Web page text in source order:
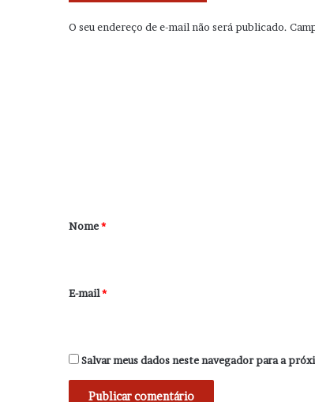
O seu endereço de e-mail não será publicado.
r
*
Nome*
E-mail*
Salvar meus dados neste navegador para a